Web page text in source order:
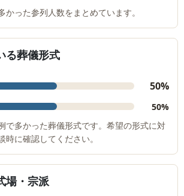
かった参列人数をまとめています。
る葬儀形式
50%
50%
で多かった葬儀形式です。希望の形式に対
時に確認してください。
場・宗派